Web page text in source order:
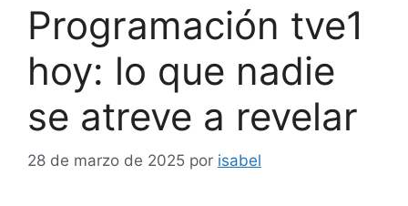
Programación tve1
hoy: lo que nadie
se atreve a revelar
28 de marzo de 2025 por isabel